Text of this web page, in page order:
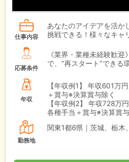
仕事内容
あなたのアイデアを活か
挑戦できる！様々なキャ
応募条件
《業界・業種未経験歓
で、“再スタート”できる
年収
【年収例1】
年収601万
＋賞与※決算賞与除く
【年収例2】
年収728万
各種手当＋賞与※決算賞与
勤務地
関東1都6県｜茨城、栃木